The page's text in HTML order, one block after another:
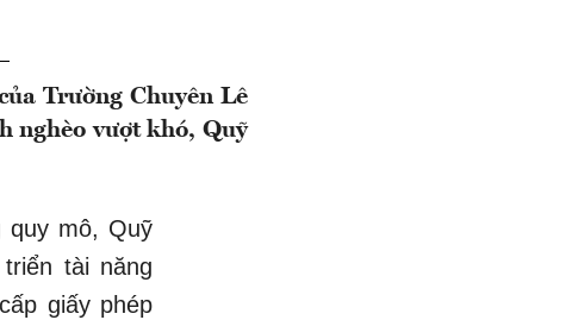
Trường Chuyên Lê
nghèo vượt khó, Quỹ
quy mô, Quỹ
tài năng
giấy phép